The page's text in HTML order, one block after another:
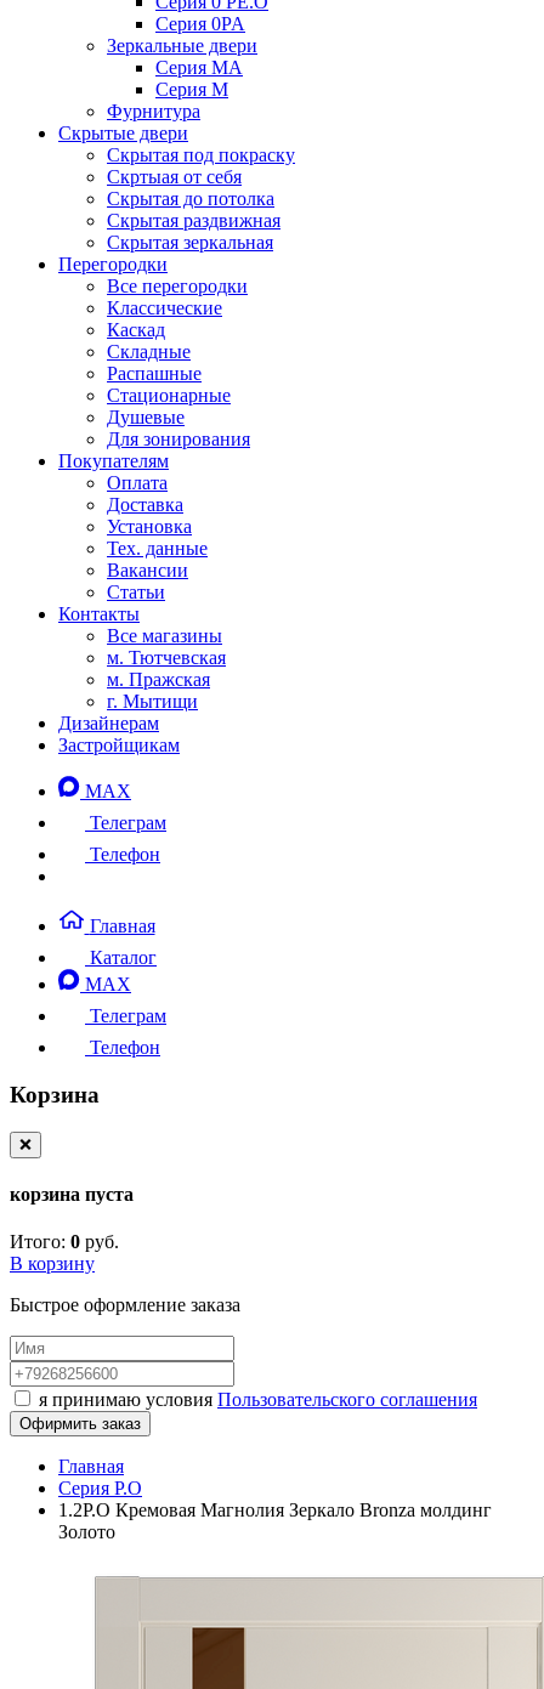
Серия 0PA
Зеркальные двери
Серия MA
Серия M
Фурнитура
Скрытые двери
Скрытая под покраску
Скртыая от себя
Скрытая до потолка
Скрытая раздвижная
Скрытая зеркальная
Перегородки
Все перегородки
Классические
Каскад
Складные
Распашные
Стационарные
Душевые
Для зонирования
Покупателям
Оплата
Доставка
Установка
Тех. данные
Вакансии
Статьи
Контакты
Все магазины
м. Тютчевская
м. Пражская
г. Мытищи
Дизайнерам
Застройщикам
MAX
Телеграм
Телефон
Главная
Каталог
MAX
Телеграм
Телефон
Корзина
❌
корзина пуста
Итого: 0 руб.
В корзину
Быстрое оформление заказа
я принимаю условия Пользовательского соглашения
Офирмить заказ
Главная
Серия P.O
1.2P.O Кремовая Магнолия Зеркало Bronza молдинг
Золото